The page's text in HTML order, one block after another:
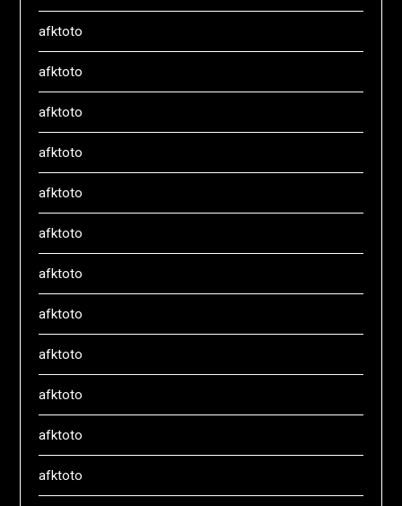
afktoto
afktoto
afktoto
afktoto
afktoto
afktoto
afktoto
afktoto
afktoto
afktoto
afktoto
afktoto